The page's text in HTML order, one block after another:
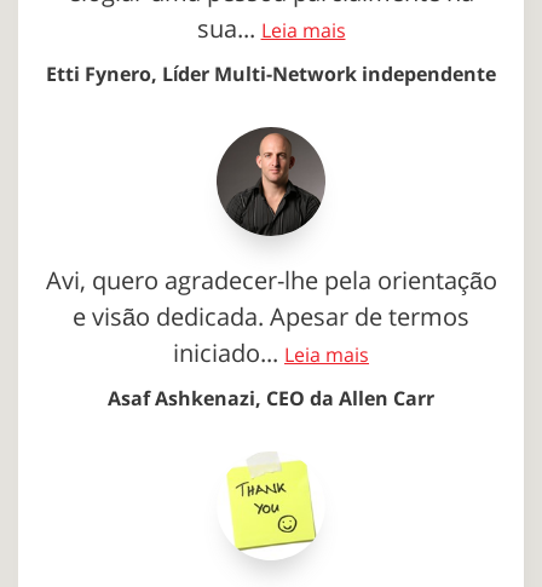
sua... Leia mais
Etti Fynero, Líder Multi-Network independente
Avi, quero agradecer-lhe pela orientação
e visão dedicada. Apesar de termos
iniciado... Leia mais
Asaf Ashkenazi, CEO da Allen Carr